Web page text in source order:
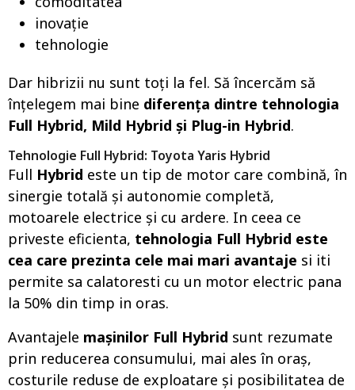
inovaţie
tehnologie
Dar hibrizii nu sunt toți la fel. Să încercăm să
înțelegem mai bine diferența dintre tehnologia
Full Hybrid, Mild Hybrid și Plug-in Hybrid.
Tehnologie Full Hybrid: Toyota Yaris Hybrid
Full Hybrid este un tip de motor care combină, în
sinergie totală și autonomie completă,
motoarele electrice și cu ardere. In ceea ce
priveste eficienta, tehnologia Full Hybrid este
cea care prezinta cele mai mari avantaje si iti
permite sa calatoresti cu un motor electric pana
la 50% din timp in oras.
Avantajele mașinilor Full Hybrid sunt rezumate
prin reducerea consumului, mai ales în oraș,
costurile reduse de exploatare și posibilitatea de